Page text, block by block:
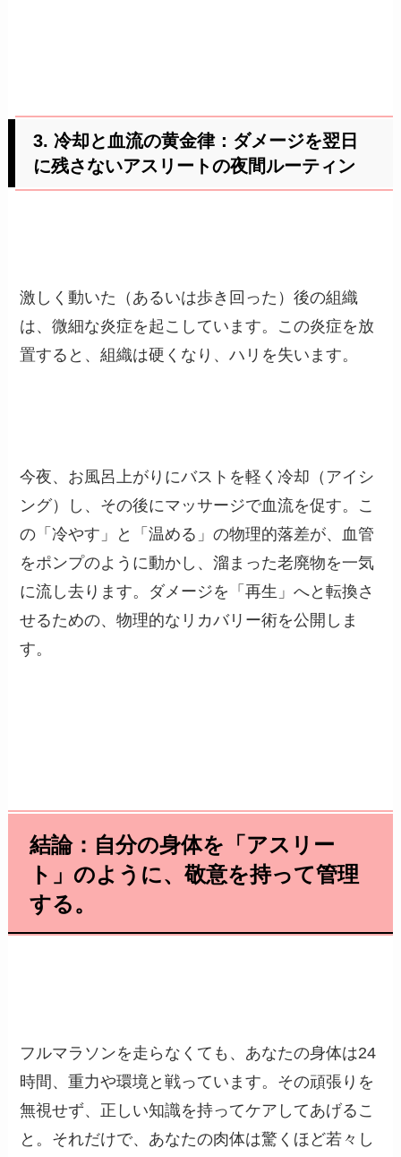
3. 冷却と血流の黄金律：ダメージを翌日
に残さないアスリートの夜間ルーティン
激しく動いた（あるいは歩き回った）後の組織
は、微細な炎症を起こしています。この炎症を放
置すると、組織は硬くなり、ハリを失います。
今夜、お風呂上がりにバストを軽く冷却（アイシ
ング）し、その後にマッサージで血流を促す。こ
の「冷やす」と「温める」の物理的落差が、血管
をポンプのように動かし、溜まった老廃物を一気
に流し去ります。ダメージを「再生」へと転換さ
せるための、物理的なリカバリー術を公開しま
す。
結論：自分の身体を「アスリー
ト」のように、敬意を持って管理
する。
フルマラソンを走らなくても、あなたの身体は24
時間、重力や環境と戦っています。その頑張りを
無視せず、正しい知識を持ってケアしてあげるこ
と。それだけで、あなたの肉体は驚くほど若々し